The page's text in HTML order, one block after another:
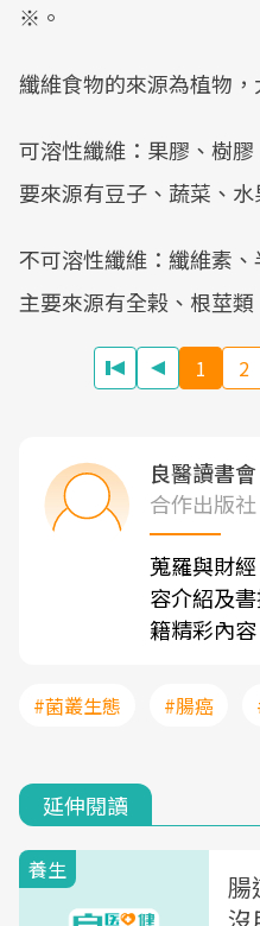
※。
纖維食物的來源為植物，
可溶性纖維：果膠、樹
要來源有豆子、蔬菜、
不可溶性纖維：纖維素
主要來源有全榖、根莖
1 2
良醫讀書會
合作出版社
蒐羅與財
容介紹及
籍精彩內容
#菌叢生態 #腸癌
延伸閱讀
養生
腸